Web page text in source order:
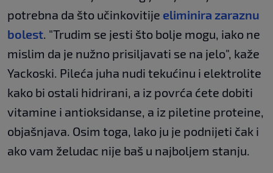
potrebna da što učinkovitije eliminira zaraznu
bolest. "Trudim se jesti što bolje mogu, iako ne
mislim da je nužno prisiljavati se na jelo", kaže
Yackoski. Pileća juha nudi tekućinu i elektrolite
kako bi ostali hidrirani, a iz povrća ćete dobiti
vitamine i antioksidanse, a iz piletine proteine,
objašnjava. Osim toga, lako ju je podnijeti čak i
ako vam želudac nije baš u najboljem stanju.